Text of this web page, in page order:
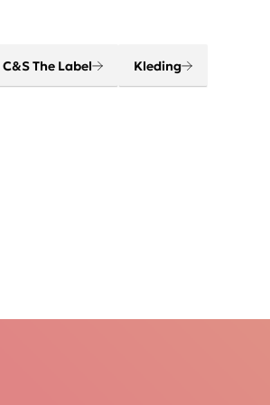
C&S The Label Kleding